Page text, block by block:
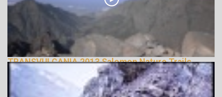
TRANSVULCANIA 2013 Salomon Nature Trails
143062 Nézetek